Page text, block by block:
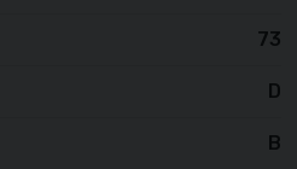
73
D
B